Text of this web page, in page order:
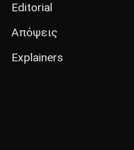
Editorial
Απόψεις
Explainers